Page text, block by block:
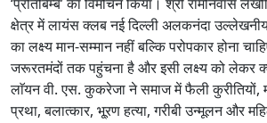
क्षेत्र में लायंस क्लब नई दिल्ली अलकनंदा
का लक्ष्य मान-सम्मान नहीं बल्कि परोपकार होना
जरूरतमंदों तक पहुंचना है और इसी लक्ष्य को लेकर
लाॅयन वी. एस. कुकरेजा ने समाज में फैली कुरीतियों,
प्रथा, बलात्कार, भू्रण हत्या, गरीबी उन्मूलन और